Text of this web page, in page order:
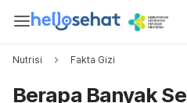
Nutrisi Fakta Gizi
Berapa Banyak